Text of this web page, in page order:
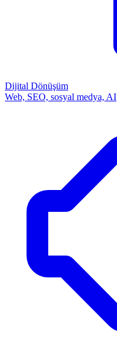
Dijital Dönüşüm
Web, SEO, sosyal medya, AI